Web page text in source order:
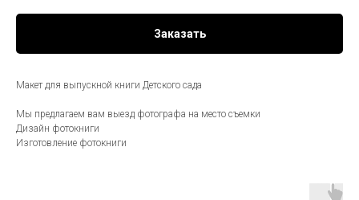
Заказать
Макет для выпускной книги Детского сада
Мы предлагаем вам выезд фотографа на место съемки
Дизайн фотокниги
Изготовление фотокниги